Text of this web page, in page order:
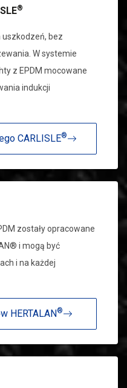
®
uszkodzeń, bez
W systemie
z EPDM mocowane
indukcji
CARLISLE®
zostały opracowane
i mogą być
i na każdej
HERTALAN®